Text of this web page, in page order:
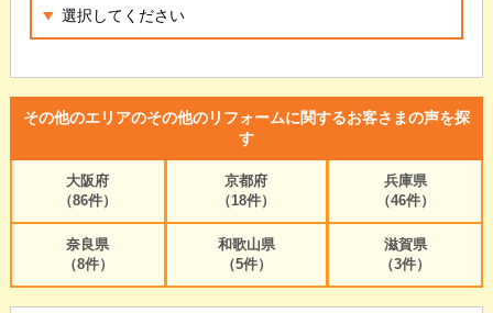
その他のエリアのその他のリフォームに関するお客さまの声を探
す
大阪府
（86件）
京都府
（18件）
兵庫県
（46件）
奈良県
（8件）
和歌山県
（5件）
滋賀県
（3件）